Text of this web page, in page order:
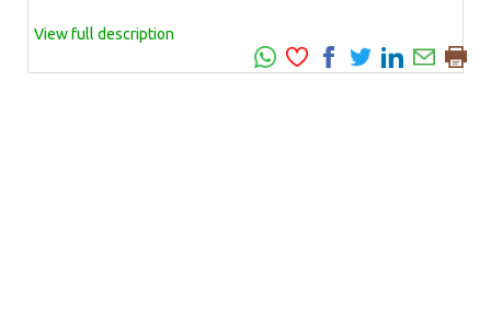
View full description